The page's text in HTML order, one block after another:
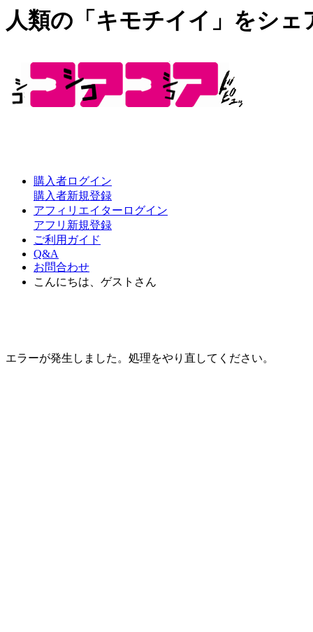
人類の「キモチイイ」をシェ
購入者ログイン
購入者新規登録
アフィリエイターログイン
アフリ新規登録
ご利用ガイド
Q&A
お問合わせ
こんにちは、ゲストさん
エラーが発生しました。処理をやり直してください。